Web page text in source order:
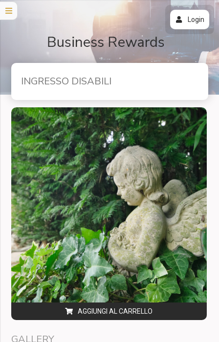
INGRESSO DISABILI
AGGIUNGI AL CARRELLO
GALLERY
Login